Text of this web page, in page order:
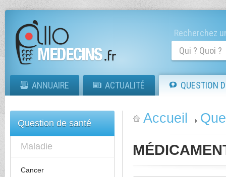
Recherchez
ANNUAIRE ACTUALITÉ QUESTION
Question de santé
Maladie
Cancer
Accueil